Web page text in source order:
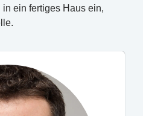
ein fertiges Haus ein,